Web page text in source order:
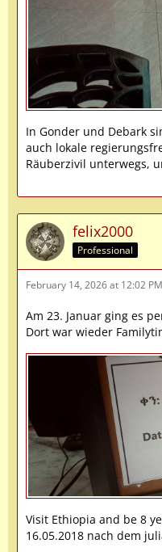
In Gonder und Debark
auch lokale
Räuberzivil unterwegs,
felix2000
Professional
February 14, 2026 at 12:02 PM
Am 23. Januar ging es
Dort war wieder
Visit Ethiopia and be 8
16.05.2018 nach dem